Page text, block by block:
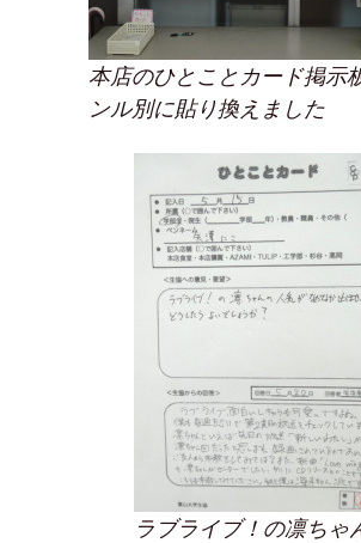
本店のひとことカード掲示
ンル別に貼り換えました
ラブライブ！の凛ちゃ